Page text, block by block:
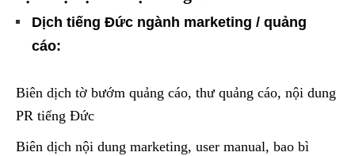
Dịch tiếng Đức ngành marketing / quảng
cáo:
Biên dịch tờ bướm quảng cáo, thư quảng cáo, nội dung
PR tiếng Đức
Biên dịch nội dung marketing, user manual, bao bì